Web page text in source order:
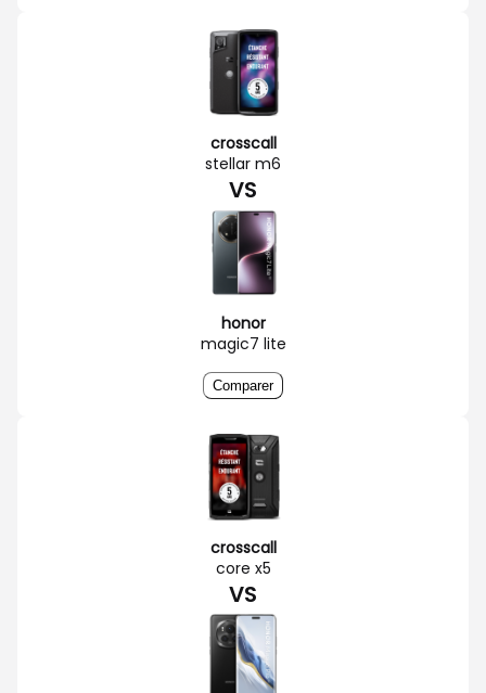
crosscall
stellar m6
VS
honor
magic7 lite
Comparer
crosscall
core x5
VS